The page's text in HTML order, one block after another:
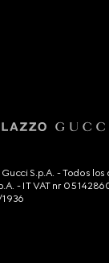
S.p.A. - Todos
- IT VAT nr